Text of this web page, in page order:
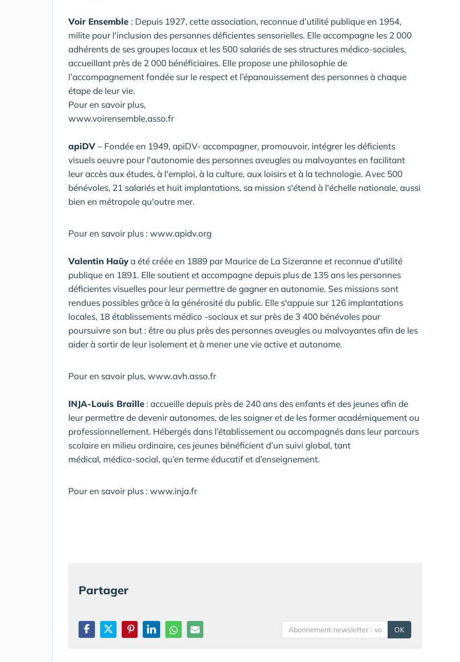
Voir Ensemble : Depuis 1927, cette association, reconnue d’utilité publique en 1954,
milite pour l'inclusion des personnes déficientes sensorielles. Elle accompagne les 2 000
adhérents de ses groupes locaux et les 500 salariés de ses structures médico-sociales,
accueillant près de 2 000 bénéficiaires. Elle propose une philosophie de
l’accompagnement fondée sur le respect et l’épanouissement des personnes à chaque
étape de leur vie.
Pour en savoir plus,
www.voirensemble.asso.fr
apiDV– Fondée en 1949, apiDV- accompagner, promouvoir, intégrer les déficients
visuels oeuvre pour l'autonomie des personnes aveugles ou malvoyantes en facilitant
leur accès aux études, à l'emploi, à la culture, aux loisirs et à la technologie. Avec 500
bénévoles, 21 salariés et huit implantations, sa mission s'étend à l'échelle nationale, aussi
bien en métropole qu'outre mer.
Pour en savoir plus : www.apidv.org
Valentin Haüya été créée en 1889 par Maurice de La Sizeranne et reconnue d'utilité
publique en 1891. Elle soutient et accompagne depuis plus de 135 ans les personnes
déficientes visuelles pour leur permettre de gagner en autonomie. Ses missions sont
rendues possibles grâce à la générosité du public. Elle s'appuie sur 126 implantations
locales, 18 établissements médico -sociaux et sur près de 3 400 bénévoles pour
poursuivre son but : être au plus près des personnes aveugles ou malvoyantes afin de les
aider à sortir de leur isolement et à mener une vie active et autonome.
Pour en savoir plus, www.avh.asso.fr
INJA-Louis Braille : accueille depuis près de 240 ans des enfants et des jeunes afin de
leur permettre de devenir autonomes, de les soigner et de les former académiquement ou
professionnellement. Hébergés dans l’établissement ou accompagnés dans leur parcours
scolaire en milieu ordinaire, ces jeunes bénéficient d’un suivi global, tant
médical, médico-social, qu’en terme éducatif et d’enseignement.
Pour en savoir plus : www.inja.fr
Partager
OK